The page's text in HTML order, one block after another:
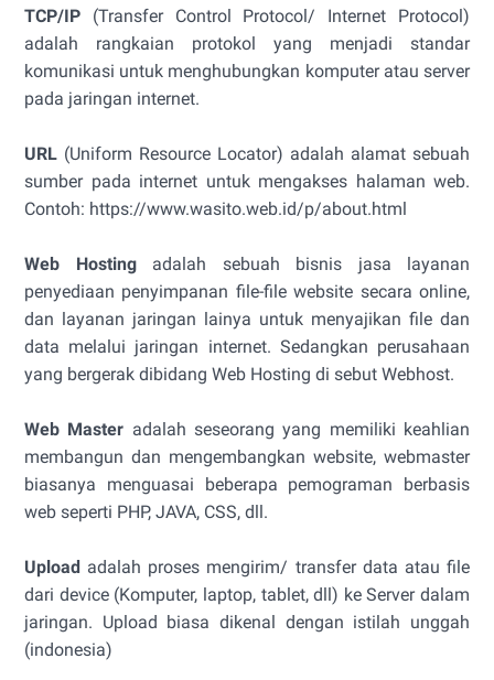
TCP/IP (Transfer Control Protocol/ Internet Protocol)
adalah rangkaian protokol yang menjadi standar
komunikasi untuk menghubungkan komputer atau server
pada jaringan internet.
URL (Uniform Resource Locator) adalah alamat sebuah
sumber pada internet untuk mengakses halaman web.
Contoh: https://www.wasito.web.id/p/about.html
Web Hostingadalah sebuah bisnis jasa layanan
penyediaan penyimpanan file-file website secara online,
dan layanan jaringan lainya untuk menyajikan file dan
data melalui jaringan internet. Sedangkan perusahaan
yang bergerak dibidang Web Hosting di sebut Webhost.
Web Master adalah seseorang yang memiliki keahlian
membangun dan mengembangkan website, webmaster
biasanya menguasai beberapa pemograman berbasis
web seperti PHP, JAVA, CSS, dll.
Upload adalah proses mengirim/ transfer data atau file
dari device (Komputer, laptop, tablet, dll) ke Server dalam
jaringan. Upload biasa dikenal dengan istilah unggah
(indonesia)